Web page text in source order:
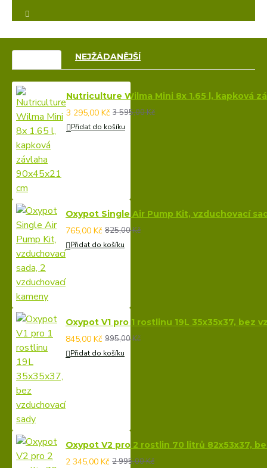
NEJŽÁDANĚJŠÍ
Nutriculture Wilma Mini 8x 1.65 l, kapková
3 295,00 Kč 3 595,00 Kč
Přidat do košíku
Oxypot Single Air Pump Kit, vzduchovací
765,00 Kč 825,00 Kč
Přidat do košíku
Oxypot V1 pro 1 rostlinu 19L 35x35x37, bez
845,00 Kč 995,00 Kč
Přidat do košíku
Oxypot V2 pro 2 rostlin 70 litrů 82x53x37,
2 345,00 Kč 2 995,00 Kč